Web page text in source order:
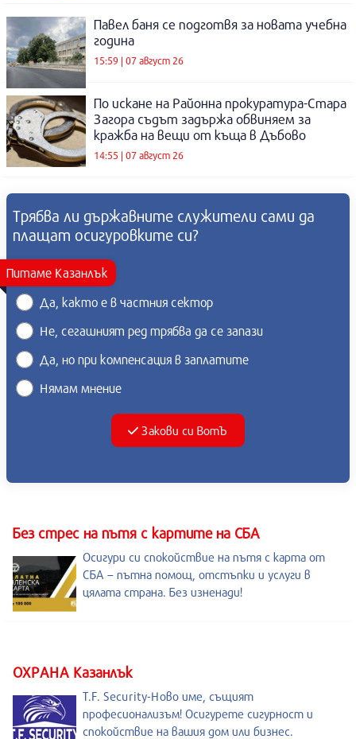
Павел баня се подготвя за новата учебна
година
15:59 | 07 август 26
По искане на Районна прокуратура-Стара
Загора съдът задържа обвиняем за
кражба на вещи от къща в Дъбово
14:55 | 07 август 26
Питаме Казанлък
Трябва ли държавните служители сами да
плащат осигуровките си?
Да, както е в частния сектор
Не, сегашният ред трябва да се запази
Да, но при компенсация в заплатите
Нямам мнение
Закови си ВотЪ
Без стрес на пътя с картите на СБА
Осигури си спокойствие на пътя с карта от
СБА – пътна помощ, отстъпки и услуги в
цялата страна. Без изненади!
ОХРАНА Казанлък
T.F. Security-Ново име, същият
професионализъм! Осигурете сигурност и
спокойствие на вашия дом или бизнес.